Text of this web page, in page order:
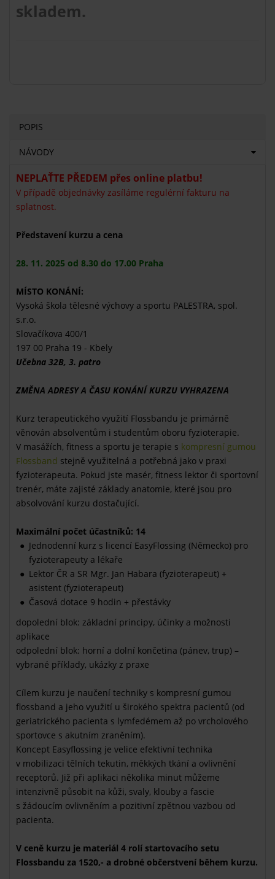
skladem.
POPIS
NÁVODY
NEPLAŤTE PŘEDEM přes online platbu!
V případě objednávky zasíláme regulérní fakturu na
splatnost.
Představení kurzu a cena
28. 11. 2025 od 8.30 do 17.00 Praha
MÍSTO KONÁNÍ:
Vysoká škola tělesné výchovy a sportu PALESTRA, spol.
s.r.o.
Slovačíkova 400/1
197 00 Praha 19 - Kbely
Učebna 32B, 3. patro
ZMĚNA ADRESY A ČASU KONÁNÍ KURZU VYHRAZENA
Kurz terapeutického využití Flossbandu je primárně
věnován absolventům i studentům oboru fyzioterapie.
V masážích, fitness a sportu je terapie s kompresní gumou
Flossband stejně využitelná a potřebná jako v praxi
fyzioterapeuta. Pokud jste masér, fitness lektor či sportovní
trenér, máte zajisté základy anatomie, které jsou pro
absolvování kurzu dostačující.
Maximální počet účastníků: 14
Jednodenní kurz s licencí EasyFlossing (Německo) pro
fyzioterapeuty a lékaře
Lektor ČR a SR Mgr. Jan Habara (fyzioterapeut) +
asistent (fyzioterapeut)
Časová dotace 9 hodin + přestávky
dopolední blok: základní principy, účinky a možnosti
aplikace
odpolední blok: horní a dolní končetina (pánev, trup) –
vybrané příklady, ukázky z praxe
Cílem kurzu je naučení techniky s kompresní gumou
flossband a jeho využití u širokého spektra pacientů (od
geriatrického pacienta s lymfedémem až po vrcholového
sportovce s akutním zraněním).
Koncept Easyflossing je velice efektivní technika
v mobilizaci tělních tekutin, měkkých tkání a ovlivnění
receptorů. Již při aplikaci několika minut můžeme
intenzivně působit na kůži, svaly, klouby a fascie
s žádoucím ovlivněním a pozitivní zpětnou vazbou od
pacienta.
V ceně kurzu je materiál 4 rolí startovacího setu
Flossbandu za 1520,- a drobné občerstvení během kurzu.